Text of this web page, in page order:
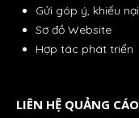
Gửi góp ý, khiếu nại
Sơ đồ Website
Hợp tác phát triển
LIÊN HỆ QUẢNG CÁO